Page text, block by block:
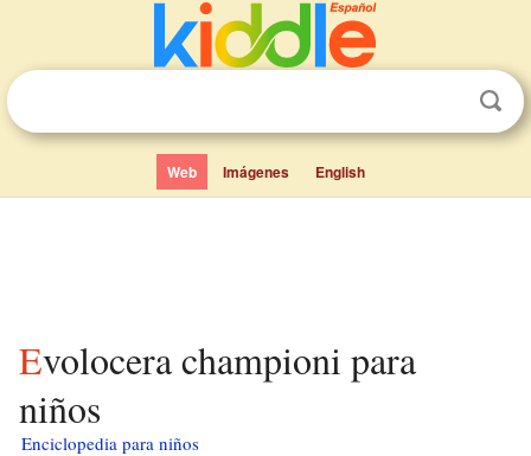
Web Imágenes English
Evolocera championi para
niños
Enciclopedia para niños